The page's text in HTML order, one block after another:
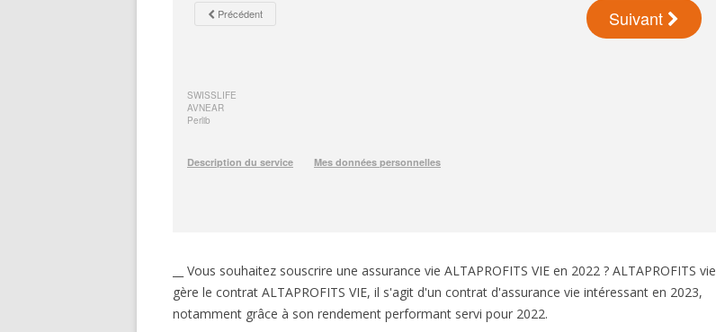
__ Vous souhaitez souscrire une assurance vie ALTAPROFITS VIE en 2022 ? ALTAPROFITS vie
gère le contrat ALTAPROFITS VIE, il s'agit d'un contrat d'assurance vie intéressant en 2023,
notamment grâce à son rendement performant servi pour 2022.